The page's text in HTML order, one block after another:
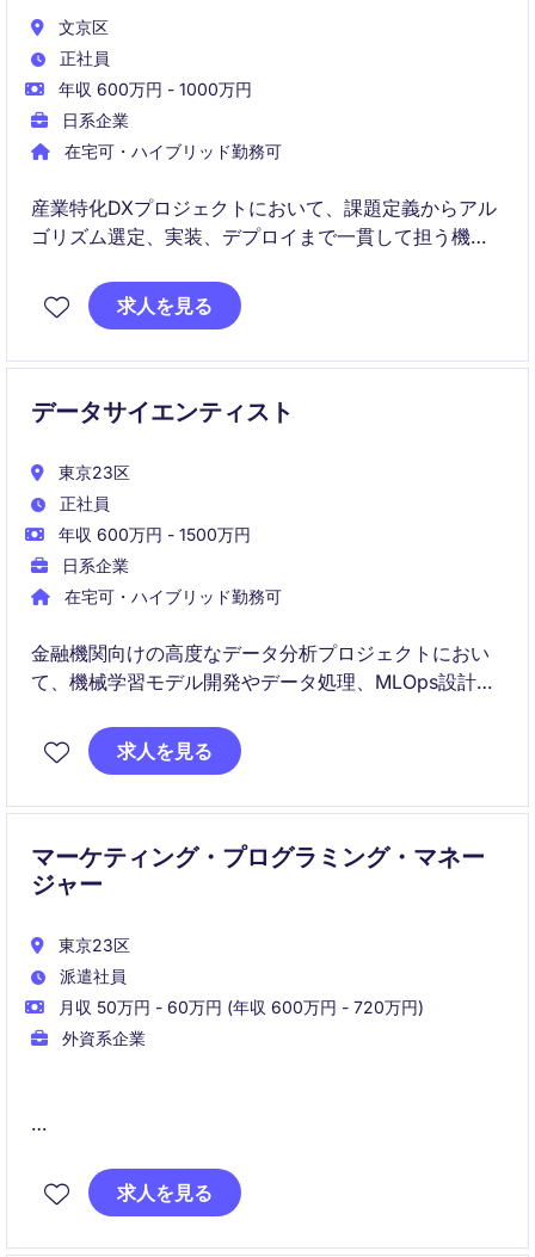
文京区
正社員
年収 600万円 - 1000万円
日系企業
在宅可・ハイブリッド勤務可
産業特化DXプロジェクトにおいて、課題定義からアル
ゴリズム選定、実装、デプロイまで一貫して担う機械
論文調査をベースに最適な手法を選び、実環境で動作
求人を見る
データサイエンティスト
東京23区
正社員
年収 600万円 - 1500万円
日系企業
在宅可・ハイブリッド勤務可
金融機関向けの高度なデータ分析プロジェクトにおい
て、機械学習モデル開発やデータ処理、MLOps設計を
がら課題整理から技術提案まで関与し、自社ソリュー
ションの開発にも貢献します。
求人を見る
マーケティング・プログラミング・マネー
ジャー
東京23区
派遣社員
月収 50万円 - 60万円 (年収 600万円 - 720万円)
外資系企業
層と近い距離で複数のマーケティング施策を横断的に
推進するPMポジションです。進行管理や社内外調整を
求人を見る